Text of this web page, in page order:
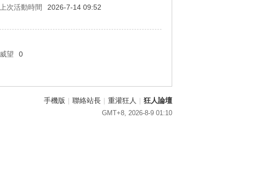
上次活動時間
2026-7-14 09:52
威望
0
手機版 | 聯絡站長 | 重灌狂人 | 狂人論壇
GMT+8, 2026-8-9 01:10